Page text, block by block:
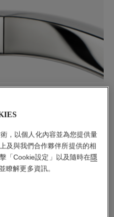
，以個人化內容並為您提供量
及與我們合作夥伴所提供的相
「Cookie設定」以及隨時在隱
瞭解更多資訊。